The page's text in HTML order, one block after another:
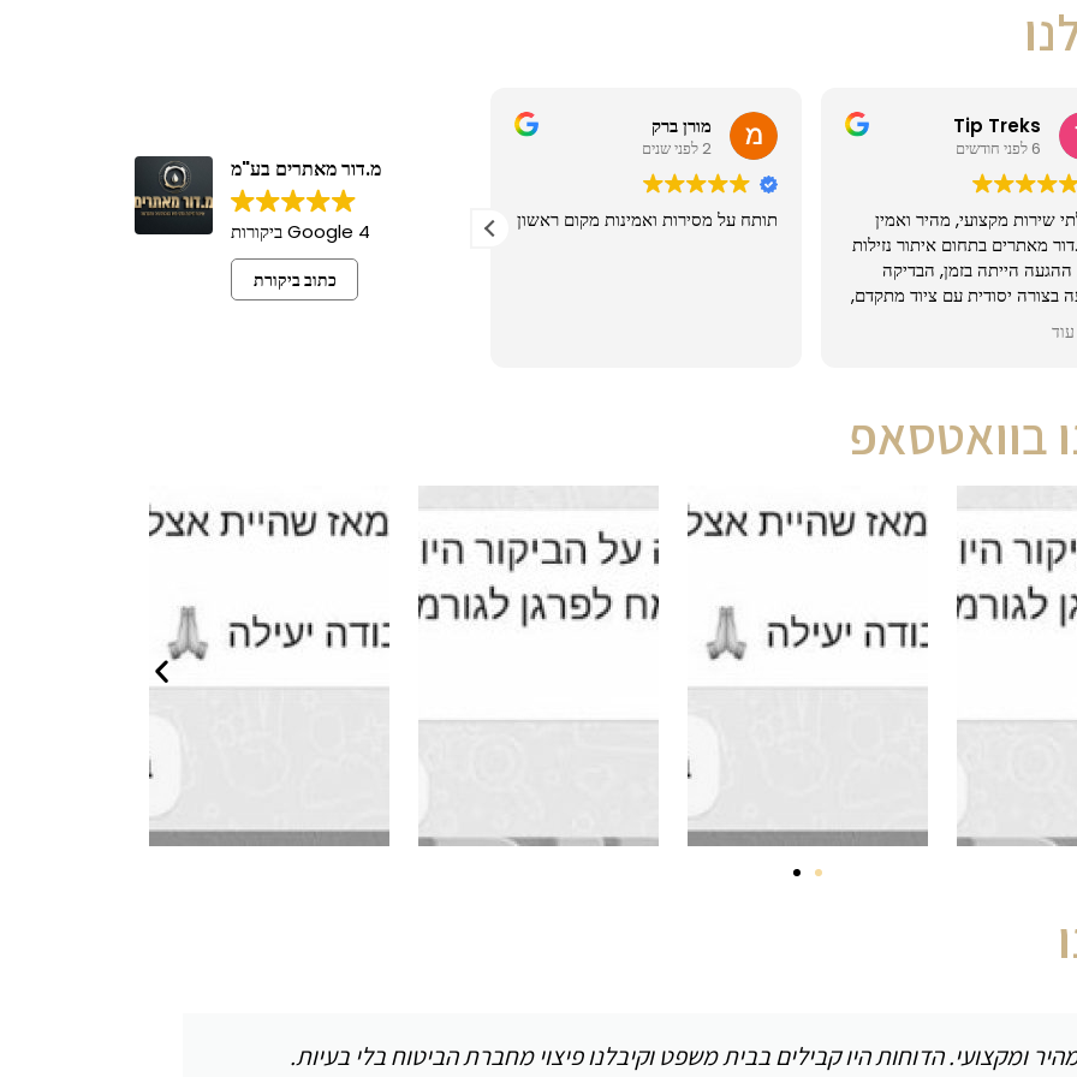
מ.דור מאתרים בע"מ
4 Google ביקורות
כתוב ביקורת
Henn Nussbaum
2 לפני שנים
שירות מדהים, מצאו את הנזילה תוך
מורן ברק
2 לפני שנים
על מסירות ואמינות מקום ראשון
בוואטסאפ
ומקצועי. הדוחות היו קבילים בבית משפט וקיבלנו פיצוי מחברת הביטוח בלי בעיות.